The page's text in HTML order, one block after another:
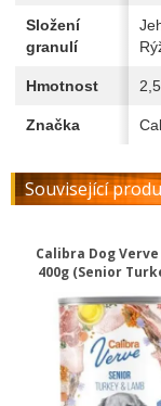
Složení
granulí
Hmotnost
Značka
Související
Calibra Dog Verve
400g (Senior